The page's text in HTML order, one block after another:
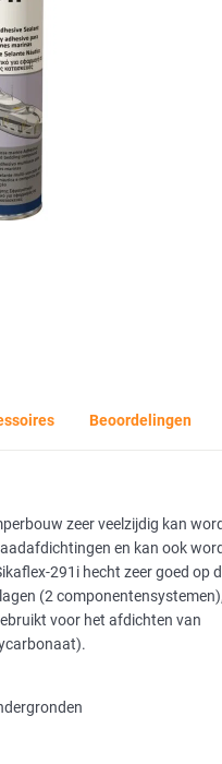
Beoordelingen
zeer veelzijdig kan
en kan ook
291i hecht zeer goed op
(2
voor het afdichten van